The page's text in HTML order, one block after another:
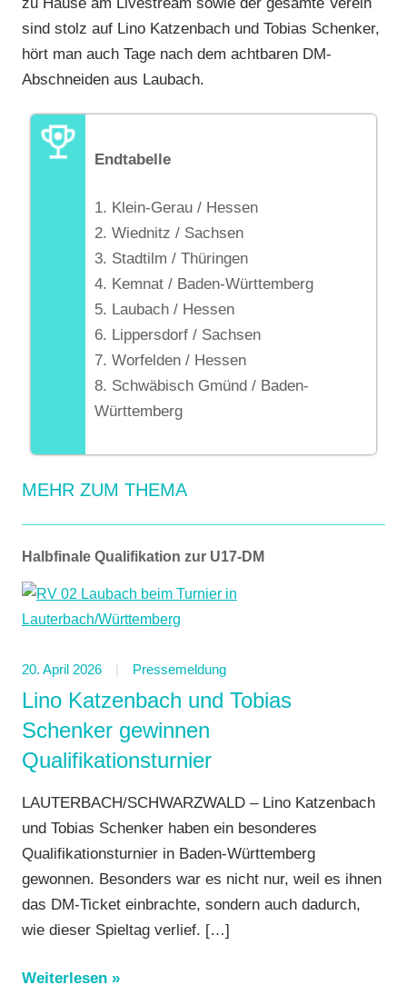
sind stolz auf Lino Katzenbach und Tobias Schenker,
hört man auch Tage nach dem achtbaren DM-
Abschneiden aus Laubach.
Endtabelle
1. Klein-Gerau / Hessen
2. Wiednitz / Sachsen
3. Stadtilm / Thüringen
4. Kemnat / Baden-Württemberg
5. Laubach / Hessen
6. Lippersdorf / Sachsen
7. Worfelden / Hessen
8. Schwäbisch Gmünd / Baden-
Württemberg
MEHR ZUM THEMA
Halbfinale Qualifikation zur U17-DM
20. April 2026 Pressemeldung
Lino Katzenbach und Tobias
Schenker gewinnen
Qualifikationsturnier
LAUTERBACH/SCHWARZWALD – Lino Katzenbach
und Tobias Schenker haben ein besonderes
Qualifikationsturnier in Baden-Württemberg
gewonnen. Besonders war es nicht nur, weil es ihnen
das DM-Ticket einbrachte, sondern auch dadurch,
wie dieser Spieltag verlief. […]
Weiterlesen